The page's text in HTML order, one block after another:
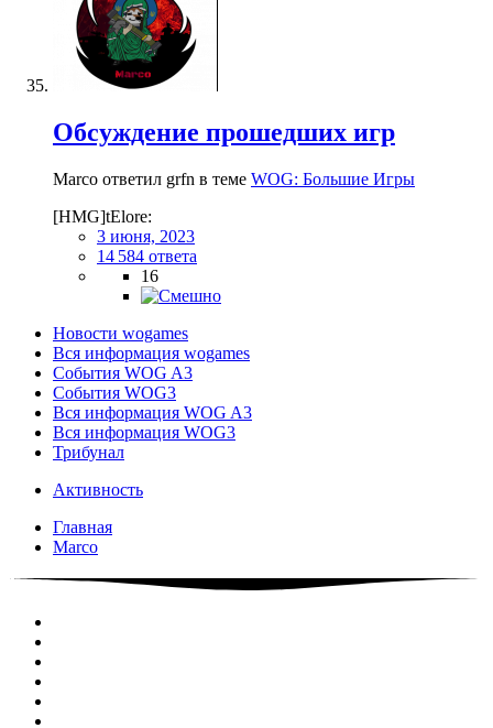
Обсуждение прошедших игр
Marco ответил grfn в теме WOG: Большие Игры
[HMG]tElore:
3 июня, 2023
14 584 ответа
16
Новости wogames
Вся информация wogames
События WOG A3
События WOG3
Вся информация WOG A3
Вся информация WOG3
Трибунал
Активность
Главная
Marco